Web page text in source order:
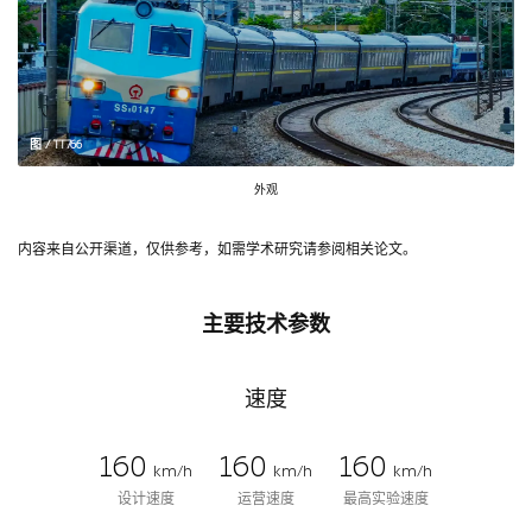
图 / TT766
外观
内容来自公开渠道，仅供参考，如需学术研究请参阅相关论文。
主要技术参数
速度
160 km/h
设计速度
160 km/h
运营速度
160 km/h
最高实验速度